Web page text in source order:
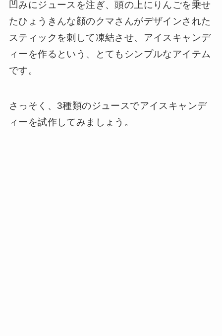
凹みにジュースを注ぎ、頭の上にりんごを乗せ
たひょうきんな顔のクマさんがデザインされた
スティックを刺して凍結させ、アイスキャンデ
ィーを作るという、とてもシンプルなアイテム
です。
さっそく、3種類のジュースでアイスキャンデ
ィーを試作してみましょう。